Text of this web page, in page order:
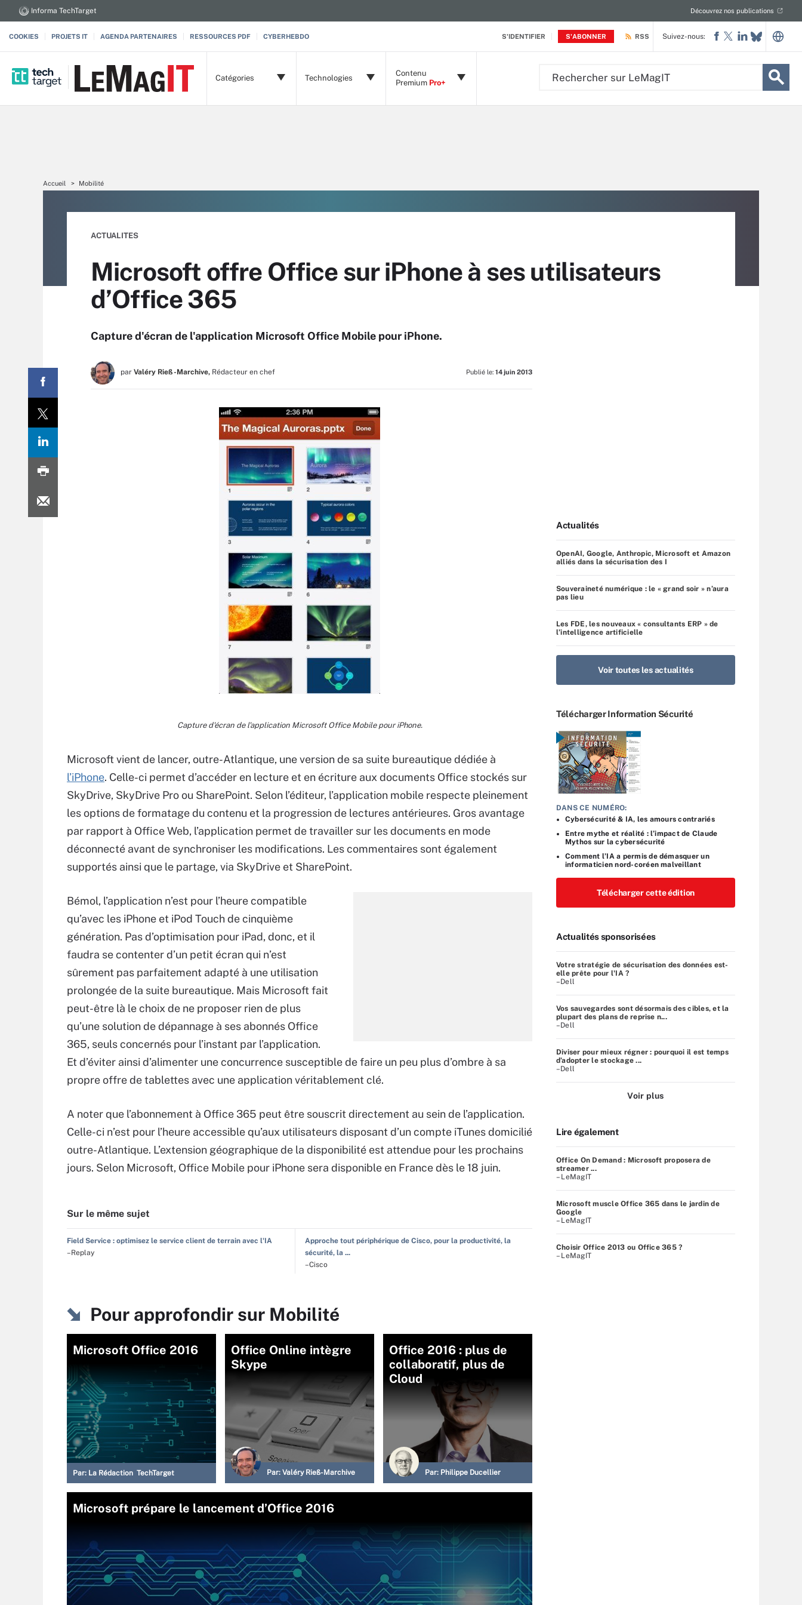
S'IDENTIFIER S'ABONNER
Informa TechTarget Découvrez nos publications
COOKIES PROJETS IT AGENDA PARTENAIRES RESSOURCES PDF CYBERHEBDO RSS
Catégories Technologies
Contenu
Premium Pro+
Suivez-nous:
Accueil Mobilité
ACTUALITES
Microsoft offre Office sur iPhone à ses utilisateurs
d’Office 365
Capture d'écran de l'application Microsoft Office Mobile pour iPhone.
par Valéry Rieß-Marchive, Rédacteur en chef Publié le: 14 juin 2013
Capture d'écran de l'application Microsoft Office Mobile pour iPhone.
Microsoft vient de lancer, outre-Atlantique, une version de sa suite bureautique dédiée à
l’iPhone. Celle-ci permet d’accéder en lecture et en écriture aux documents Office stockés sur
SkyDrive, SkyDrive Pro ou SharePoint. Selon l’éditeur, l’application mobile respecte pleinement
les options de formatage du contenu et la progression de lectures antérieures. Gros avantage
par rapport à Office Web, l’application permet de travailler sur les documents en mode
déconnecté avant de synchroniser les modifications. Les commentaires sont également
supportés ainsi que le partage, via SkyDrive et SharePoint.
Bémol, l’application n’est pour l’heure compatible
qu’avec les iPhone et iPod Touch de cinquième
génération. Pas d’optimisation pour iPad, donc, et il
faudra se contenter d’un petit écran qui n’est
sûrement pas parfaitement adapté à une utilisation
prolongée de la suite bureautique. Mais Microsoft fait
peut-être là le choix de ne proposer rien de plus
qu’une solution de dépannage à ses abonnés Office
365, seuls concernés pour l’instant par l’application.
Et d’éviter ainsi d’alimenter une concurrence susceptible de faire un peu plus d’ombre à sa
propre offre de tablettes avec une application véritablement clé.
A noter que l’abonnement à Office 365 peut être souscrit directement au sein de l’application.
Celle-ci n’est pour l’heure accessible qu’aux utilisateurs disposant d’un compte iTunes domicilié
outre-Atlantique. L’extension géographique de la disponibilité est attendue pour les prochains
jours. Selon Microsoft, Office Mobile pour iPhone sera disponible en France dès le 18 juin.
Sur le même sujet
Field Service : optimisez le service client de terrain avec l'IA
–Replay
Approche tout périphérique de Cisco, pour la productivité, la
sécurité, la ...
–Cisco
Pour approfondir sur Mobilité
Microsoft Office 2016
Par: La Rédaction TechTarget
Office Online intègre
Skype
Par: Valéry Rieß-Marchive
Office 2016 : plus de
collaboratif, plus de
Cloud
Par: Philippe Ducellier
Microsoft prépare le lancement d’Office 2016
Actualités
OpenAI, Google, Anthropic, Microsoft et Amazon
alliés dans la sécurisation des I
Souveraineté numérique : le « grand soir » n’aura
pas lieu
Les FDE, les nouveaux « consultants ERP » de
l’intelligence artificielle
Voir toutes les actualités
Télécharger Information Sécurité
DANS CE NUMÉRO:
Cybersécurité & IA, les amours contrariés
Entre mythe et réalité : l’impact de Claude
Mythos sur la cybersécurité
Comment l’IA a permis de démasquer un
informaticien nord-coréen malveillant
Télécharger cette édition
Actualités sponsorisées
Votre stratégie de sécurisation des données est-
elle prête pour l'IA ?
–Dell
Vos sauvegardes sont désormais des cibles, et la
plupart des plans de reprise n...
–Dell
Diviser pour mieux régner : pourquoi il est temps
d’adopter le stockage ...
–Dell
Voir plus
Lire également
Office On Demand : Microsoft proposera de
streamer ...
– LeMagIT
Microsoft muscle Office 365 dans le jardin de
Google
– LeMagIT
Choisir Office 2013 ou Office 365 ?
– LeMagIT